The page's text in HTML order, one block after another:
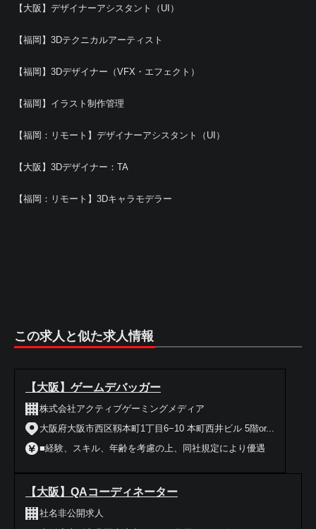
【大阪】デザイナーアシスタント（UI）
【福岡】3Dテクニカルアーティスト
【福岡】3Dデザイナー（VFX・エフェクト）
【福岡】イラスト制作管理
【福岡：リモート】デザイナーアシスタント（UI）
【大阪】3Dデザイナー：TA
【福岡：リモート】3Dキャラモデラー
この求人と似た求人情報
【大阪】ゲームデバッガー
株式会社アクティブゲーミングメディア
大阪府大阪市西区靱本町1丁目6−10 本町西井ビル 5階or...
■経験、スキル、年齢を考慮の上、同社規定により優遇
【大阪】QAコーディネーター
社名非公開求人